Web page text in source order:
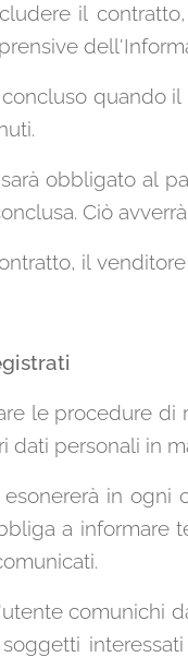
il
quando
obbligato al
Ciò
il
le procedure di
dati personali in
in ogni
a informare
comunichi